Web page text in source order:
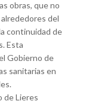
obras, que no
del
continuidad de
Esta
Gobierno de
sanitarias en
de Lieres